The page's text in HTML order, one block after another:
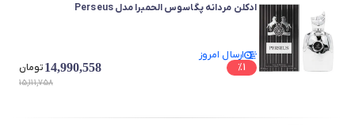
ادکلن مردانه پگاسوس الحمبرا مدل Perseus
ارسال امروز
%1
14,990,558تومان
15,111,758